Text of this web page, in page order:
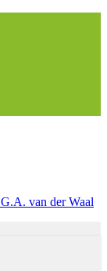
G.A. van der Waal